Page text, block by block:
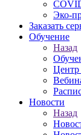
Эко-
Заказать
Обучение
Назад
Центр
Новости
Назад